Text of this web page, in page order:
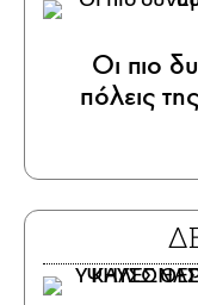
Οι πιο
πόλεις